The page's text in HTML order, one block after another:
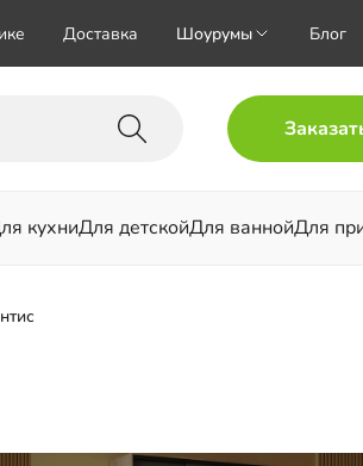
Доставка Шоурумы Блог
кухниДля детскойДля ваннойДля